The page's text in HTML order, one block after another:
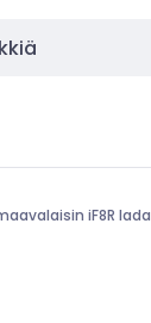
iF8R